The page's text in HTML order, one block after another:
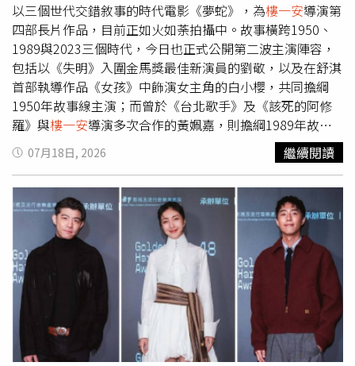
以三個世代交錯敘事的時代電影《夢蛇》，為樓一安導演第
四部長片作品，目前正如火如荼拍攝中。故事橫跨1950、
1989與2023三個時代，今日也正式公開第二波主演陣容，
包括以《失明》入圍金馬獎最佳新演員的劉敬，以及在舒淇
首部執導作品《女孩》中飾演女主角的白小櫻，共同擔綱
1950年故事線主演；而曾於《台北歌手》及《該死的阿修
羅》與樓一安導演多次合作的黃姵嘉，則擔綱1989年故事
線主演，並與張豐豪有多場精彩對手戲；北影影后林怡婷也
加入演出。《夢蛇》首次合作的劉敬與白小櫻，對於詮釋
1950年代的角色都感到十分興奮。正式進組前，除了接受
台語訓練，也投入大量時間練習口條、揣摩角色，並深入了
解時代背景。白小櫻表示：「感謝劇組提供完整的田調資
料，以及導演細心的解說，讓沒有經歷那個時代的我，得以
想像當時人們的生活。我覺得最難的挑戰在於眼神，如何同
時保有50年代特有的純真和內心的倔強，是我這次最大的功
課。」正式進入片場後，兩人更被劇組細膩還原的1950年
代氛圍深深震撼。劉敬表示：「無論是角色的服裝、場景設
計，還是道具陳設，都讓我真的能感受到那個年代純樸的生
活氛圍。」至於黃姵嘉則化身1989年故事線中的雜誌社總
07月18日, 2026 繼續閱讀